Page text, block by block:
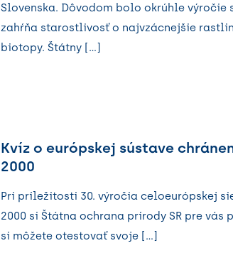
Slovenska. Dôvodom bolo okrúhle výročie
zahŕňa starostlivosť o najvzácnejšie
biotopy. Štátny[…]
Kvíz o európskej sústave
2000
Pri príležitosti 30. výročia celoeurópskej
2000 si Štátna ochrana prírody SR pre
si môžete otestovať svoje[…]